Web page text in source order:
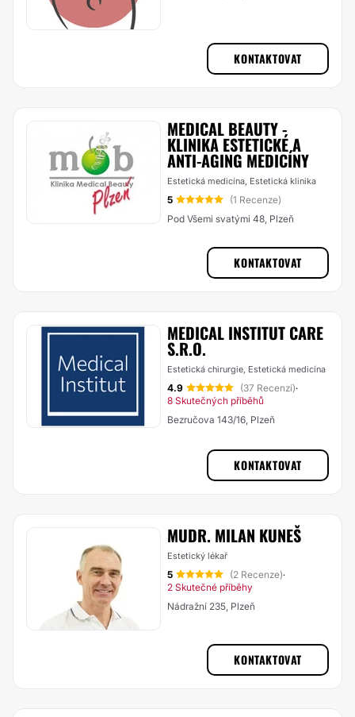
KONTAKTOVAT
MEDICAL BEAUTY -
KLINIKA ESTETICKÉ A
ANTI-AGING MEDICÍNY
Estetická medicína, Estetická klinika
5
(1 Recenze)
Pod Všemi svatými 48, Plzeň
KONTAKTOVAT
MEDICAL INSTITUT CARE
S.R.O.
Estetická chirurgie, Estetická medicína
4.9 (37 Recenzí)·
8 Skutečných příběhů
Bezručova 143/16, Plzeň
KONTAKTOVAT
MUDR. MILAN KUNEŠ
Estetický lékař
5 (2 Recenze)·
2 Skutečné příběhy
Nádražní 235, Plzeň
KONTAKTOVAT